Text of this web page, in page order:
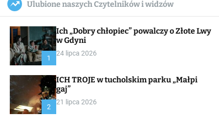
c
a
a
s
W
i
e
l
c
Ulubione naszych Czytelników i widzów
1
Ich „Dobry chłopiec” powalczy o Złote Lwy
w Gdyni
24 lipca 2026
2
ICH TROJE w tucholskim parku „Małpi
gaj”
21 lipca 2026